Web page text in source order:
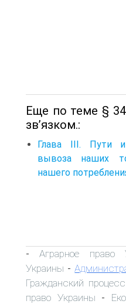
Еще по теме §
зв’язком.:
Глава III. Пути и
вывоза наших
нашего
-Аграрное право
Украины -
Гражданский
право Украины -